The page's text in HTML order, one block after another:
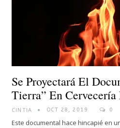
Se Proyectará El
Tierra” En Cervecería
CINTIA OCT 28, 2019 0
Este documental hace hincapié en